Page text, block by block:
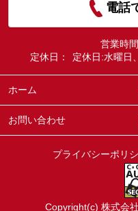
電話
営業時間
定休日：
定休日:水曜日
ホーム
お問い合わせ
プライバシーポリ
Copyright(c) 株式会